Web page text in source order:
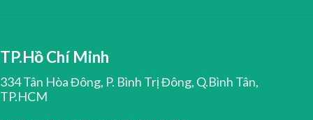
TP.Hồ Chí Minh
334 Tân Hòa Đông, P. Bình Trị Đông, Q.Bình Tân,
TP.HCM